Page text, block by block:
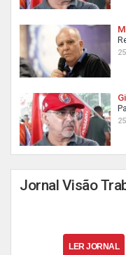
Jornal Visão
LER JORNAL